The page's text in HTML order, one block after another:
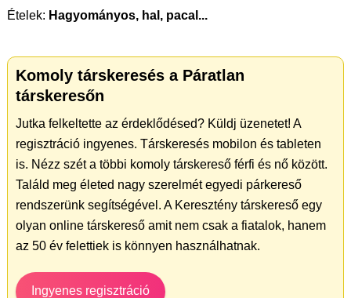
Ételek: Hagyományos, hal, pacal...
Komoly társkeresés a Páratlan
társkeresőn
Jutka felkeltette az érdeklődésed? Küldj üzenetet! A
regisztráció ingyenes. Társkeresés mobilon és tableten
is. Nézz szét a többi komoly társkereső férfi és nő között.
Találd meg életed nagy szerelmét egyedi párkereső
rendszerünk segítségével. A Keresztény társkereső egy
olyan online társkereső amit nem csak a fiatalok, hanem
az 50 év felettiek is könnyen használhatnak.
Ingyenes regisztráció